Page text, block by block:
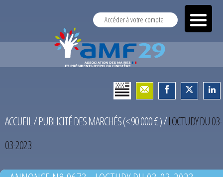
Accéder à votre compte
ACCUEIL/PUBLICITÉ DES MARCHÉS (< 90 000 € )/LOCTUDY DU 03-
03-2023